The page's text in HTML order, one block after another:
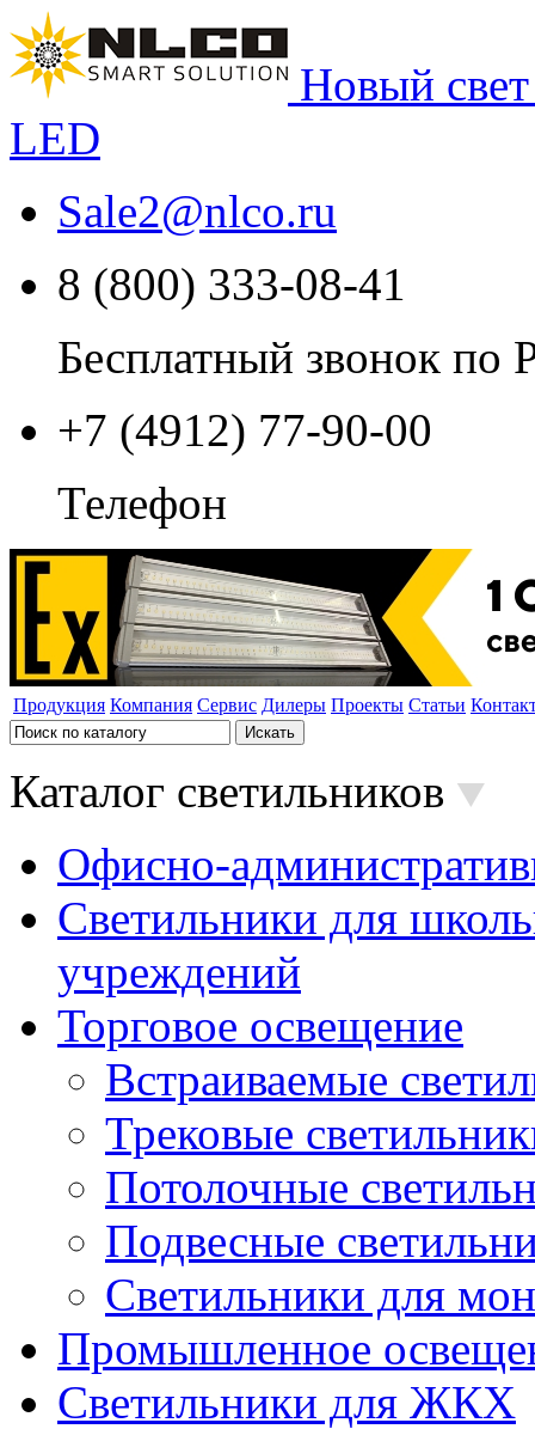
Новый
LED
Sale2@nlco.ru
8 (800) 333-08-41
Бесплатный звонок по
+7 (4912) 77-90-00
Телефон
Продукция Компания Сервис Дилеры Проекты Статьи
Каталог светильников
Офисно-
Светильники для
учреждений
Торговое освещение
Встраиваемые
Трековые
Потолочные
Подвесные
Светильники для
Промышленное
Светильники для ЖКХ